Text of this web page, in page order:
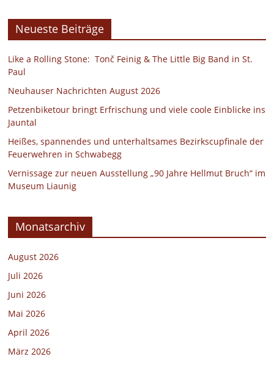
Neueste Beiträge
Like a Rolling Stone: Tonč Feinig & The Little Big Band in St.
Paul
Neuhauser Nachrichten August 2026
Petzenbiketour bringt Erfrischung und viele coole Einblicke ins
Jauntal
Heißes, spannendes und unterhaltsames Bezirkscupfinale der
Feuerwehren in Schwabegg
Vernissage zur neuen Ausstellung „90 Jahre Hellmut Bruch“ im
Museum Liaunig
Monatsarchiv
August 2026
Juli 2026
Juni 2026
Mai 2026
April 2026
März 2026